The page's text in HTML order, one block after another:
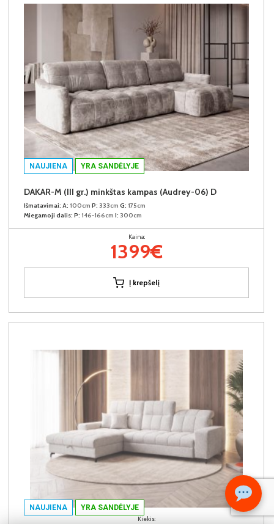
Kiekis:
NAUJIENA YRA SANDĖLYJE
DAKAR-M (III gr.) minkštas kampas (Audrey-06) D
Išmatavimai: A: 100cm P: 333cm G: 175cm
Miegamoji dalis: P: 146-166cm I: 300cm
Kaina:
1399€
Į krepšelį
NAUJIENA YRA SANDĖLYJE